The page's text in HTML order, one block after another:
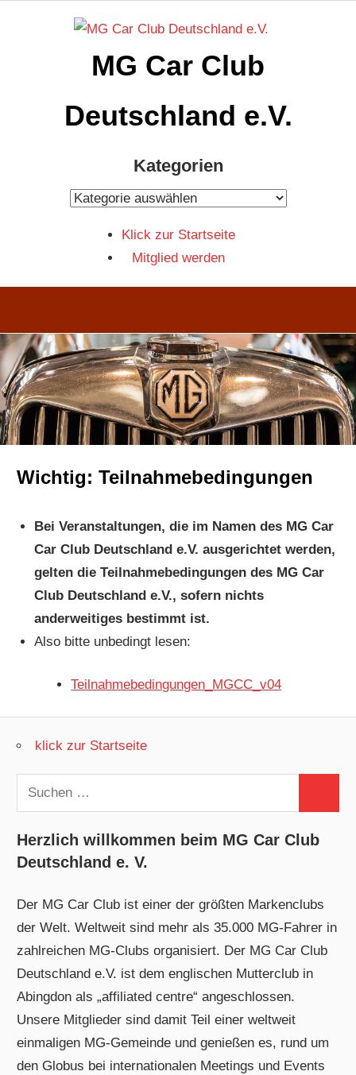
MG Car Club
Deutschland e.V.
Kategorien
Kategorien
Klick zur Startseite
Mitglied werden
Wichtig: Teilnahmebedingungen
Bei Veranstaltungen, die im Namen des MG Car
Car Club Deutschland e.V. ausgerichtet werden,
gelten die Teilnahmebedingungen des MG Car
Club Deutschland e.V., sofern nichts
anderweitiges bestimmt ist.
Also bitte unbedingt lesen:
Teilnahmebedingungen_MGCC_v04
klick zur Startseite
Suchen
nach:
Herzlich willkommen beim MG Car Club
Deutschland e. V.
Der MG Car Club ist einer der größten Markenclubs
der Welt. Weltweit sind mehr als 35.000 MG-Fahrer in
zahlreichen MG-Clubs organisiert. Der MG Car Club
Deutschland e.V. ist dem englischen Mutterclub in
Abingdon als „affiliated centre“ angeschlossen.
Unsere Mitglieder sind damit Teil einer weltweit
einmaligen MG-Gemeinde und genießen es, rund um
den Globus bei internationalen Meetings und Events